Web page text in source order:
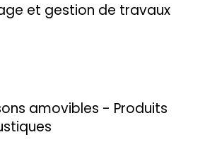
et gestion de travaux
amovibles - Produits